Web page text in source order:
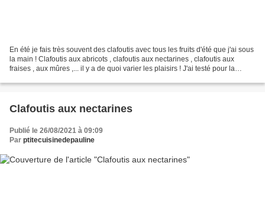
En été je fais très souvent des clafoutis avec tous les fruits d'été que j'ai sous
la main ! Clafoutis aux abricots , clafoutis aux nectarines , clafoutis aux
fraises , aux mûres ,... il y a de quoi varier les plaisirs ! J'ai testé pour la
Clafoutis aux nectarines
Publié le 26/08/2021 à 09:09
Par ptitecuisinedepauline